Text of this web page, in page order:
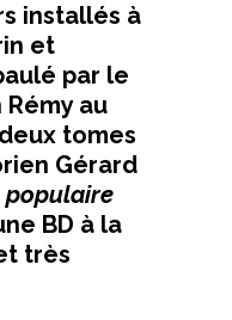
installés à
et
par le
au
tomes
Gérard
populaire
BD à la
très